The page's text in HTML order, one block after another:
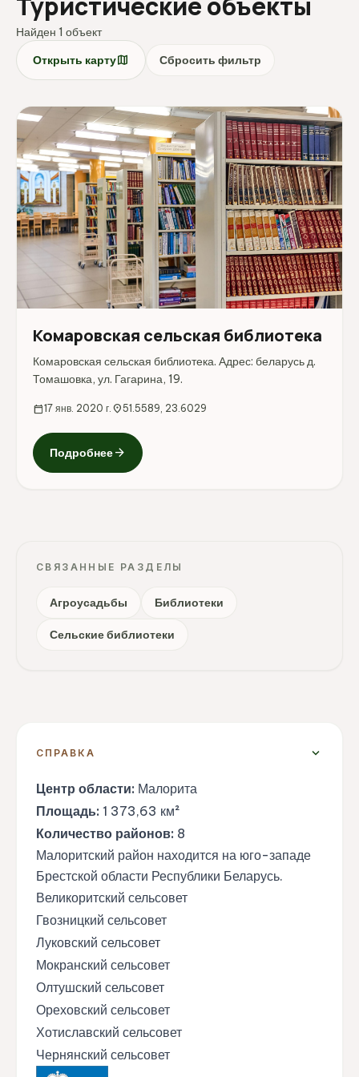
Найден 1 объект
Открыть картуmap Сбросить фильтр
Комаровская сельская библиотека
Комаровская сельская библиотека. Адрес: беларусь д.
Томашовка, ул. Гагарина, 19.
calendar_today17 янв. 2020 г. location_on51.5589, 23.6029
Подробнееarrow_forward
СВЯЗАННЫЕ РАЗДЕЛЫ
Агроусадьбы Библиотеки
Сельские библиотеки
СПРАВКА expand_more
Центр области: Малорита
Площадь: 1 373,63 км²
Количество районов: 8
Малоритский район находится на юго-западе
Брестской области Республики Беларусь.
Великоритский сельсовет
Гвозницкий сельсовет
Луковский сельсовет
Мокранский сельсовет
Олтушский сельсовет
Ореховский сельсовет
Хотиславский сельсовет
Чернянский сельсовет